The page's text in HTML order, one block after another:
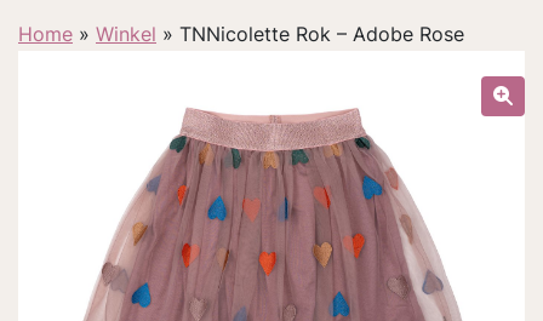
Home » Winkel » TNNicolette Rok – Adobe Rose